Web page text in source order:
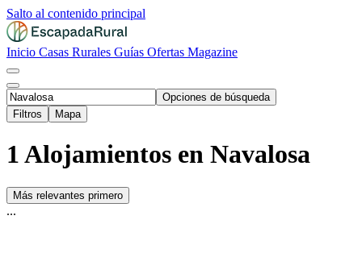
Salto al contenido principal
Inicio Casas Rurales Guías Ofertas Magazine
Opciones de búsqueda
Filtros
Mapa
1 Alojamientos en Navalosa
Más relevantes primero
...